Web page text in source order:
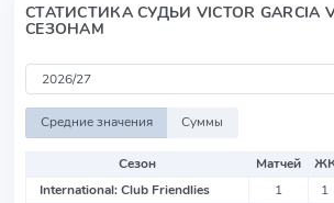
СТАТИСТИКА СУДЬИ VICTOR GARCIA
СЕЗОНАМ
Средние значения Суммы
Сезон Матчей
International: Club Friendlies
1 1